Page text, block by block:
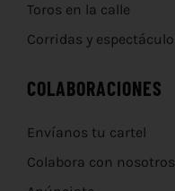
Toros en la calle
Corridas y
COLABORACIONES
Envíanos tu cartel
Colabora con nosotros